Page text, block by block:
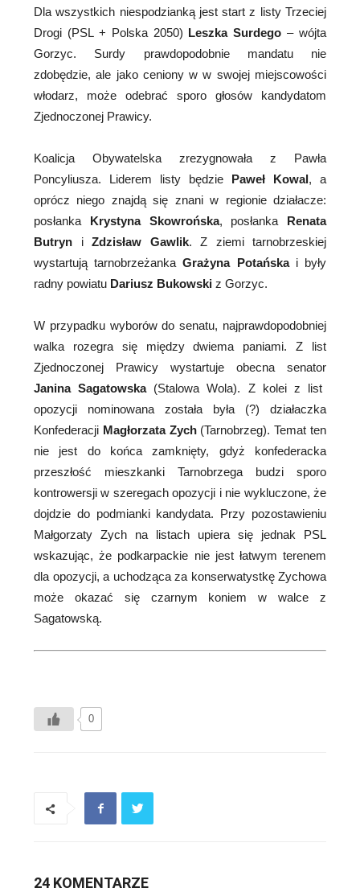
Dla wszystkich niespodzianką jest start z listy Trzeciej
Drogi (PSL + Polska 2050) Leszka Surdego – wójta
Gorzyc. Surdy prawdopodobnie mandatu nie
zdobędzie, ale jako ceniony w w swojej miejscowości
włodarz, może odebrać sporo głosów kandydatom
Zjednoczonej Prawicy.
Koalicja Obywatelska zrezygnowała z Pawła
Poncyliusza. Liderem listy będzie Paweł Kowal, a
oprócz niego znajdą się znani w regionie działacze:
posłanka Krystyna Skowrońska, posłanka Renata
Butryn i Zdzisław Gawlik. Z ziemi tarnobrzeskiej
wystartują tarnobrzeżankaGrażyna Potańskai były
radny powiatu Dariusz Bukowski z Gorzyc.
W przypadku wyborów do senatu, najprawdopodobniej
walka rozegra się między dwiema paniami. Z list
Zjednoczonej Prawicy wystartuje obecna senator
Janina Sagatowska (Stalowa Wola). Z kolei z list
opozycji nominowana została była (?) działaczka
Konfederacji Magłorzata Zych (Tarnobrzeg). Temat ten
nie jest do końca zamknięty, gdyż konfederacka
przeszłość mieszkanki Tarnobrzega budzi sporo
kontrowersji w szeregach opozycji i nie wykluczone, że
dojdzie do podmianki kandydata. Przy pozostawieniu
Małgorzaty Zych na listach upiera się jednak PSL
wskazując, że podkarpackie nie jest łatwym terenem
dla opozycji, a uchodząca za konserwatystkę Zychowa
może okazać się czarnym koniem w walce z
Sagatowską.
0
24 KOMENTARZE